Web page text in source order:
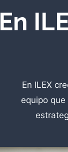
En
En ILEX
equipo